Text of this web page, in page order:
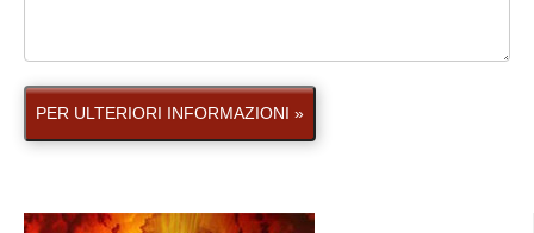
PER ULTERIORI INFORMAZIONI »